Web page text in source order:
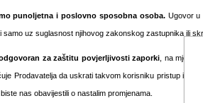
punoljetna i poslovno sposobna osoba.Ugovor u
samo uz suglasnost njihovog zakonskog zastupnika ili
za zaštitu povjerljivosti zaporki , na
Prodavatelja da uskrati takvom korisniku pristup ili
nas obavijestili o nastalim promjenama.